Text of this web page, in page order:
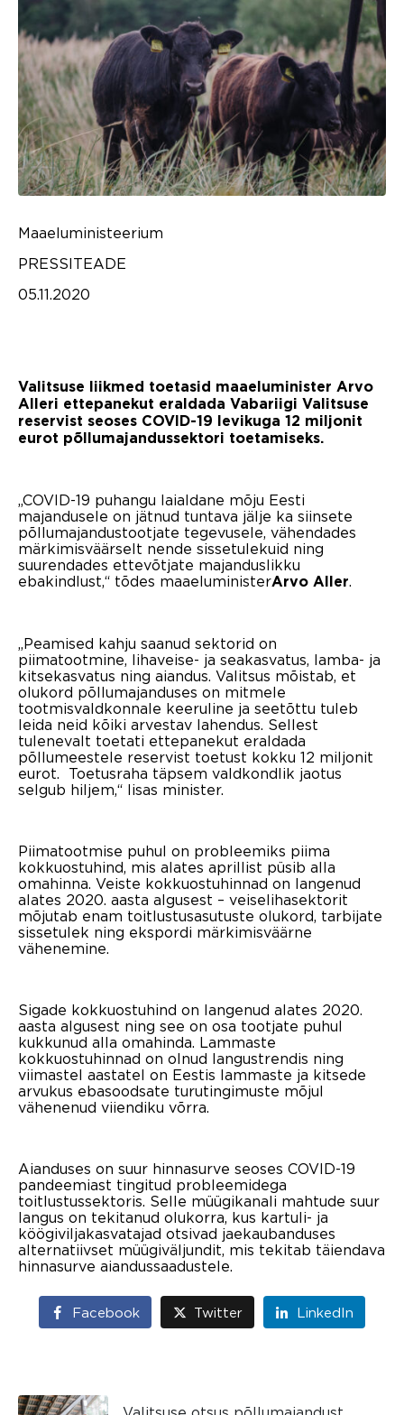
Maaeluministeerium
PRESSITEADE
05.11.2020
Valitsuse liikmed toetasid maaeluminister Arvo
Alleri ettepanekut eraldada Vabariigi Valitsuse
reservist seoses COVID-19 levikuga 12 miljonit
eurot põllumajandussektori toetamiseks.
„COVID-19 puhangu laialdane mõju Eesti
majandusele on jätnud tuntava jälje ka siinsete
põllumajandustootjate tegevusele, vähendades
märkimisväärselt nende sissetulekuid ning
suurendades ettevõtjate majanduslikku
ebakindlust,“ tõdes maaeluministerArvo Aller.
„Peamised kahju saanud sektorid on
piimatootmine, lihaveise- ja seakasvatus, lamba- ja
kitsekasvatus ning aiandus. Valitsus mõistab, et
olukord põllumajanduses on mitmele
tootmisvaldkonnale keeruline ja seetõttu tuleb
leida neid kõiki arvestav lahendus. Sellest
tulenevalt toetati ettepanekut eraldada
põllumeestele reservist toetust kokku 12 miljonit
eurot. Toetusraha täpsem valdkondlik jaotus
selgub hiljem,“ lisas minister.
Piimatootmise puhul on probleemiks piima
kokkuostuhind, mis alates aprillist püsib alla
omahinna. Veiste kokkuostuhinnad on langenud
alates 2020. aasta algusest – veiselihasektorit
mõjutab enam toitlustusasutuste olukord, tarbijate
sissetulek ning ekspordi märkimisväärne
vähenemine.
Sigade kokkuostuhind on langenud alates 2020.
aasta algusest ning see on osa tootjate puhul
kukkunud alla omahinda. Lammaste
kokkuostuhinnad on olnud langustrendis ning
viimastel aastatel on Eestis lammaste ja kitsede
arvukus ebasoodsate turutingimuste mõjul
vähenenud viiendiku võrra.
Aianduses on suur hinnasurve seoses COVID-19
pandeemiast tingitud probleemidega
toitlustussektoris. Selle müügikanali mahtude suur
langus on tekitanud olukorra, kus kartuli- ja
köögiviljakasvatajad otsivad jaekaubanduses
alternatiivset müügiväljundit, mis tekitab täiendava
hinnasurve aiandussaadustele.
Facebook Twitter LinkedIn